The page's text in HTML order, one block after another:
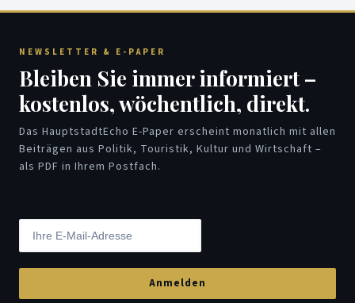
NEWSLETTER & E-PAPER
Bleiben Sie immer informiert –
kostenlos, wöchentlich, direkt.
Das HauptstadtEcho E-Paper erscheint monatlich mit allen
Beiträgen aus Politik, Touristik, Kultur und Wirtschaft –
als PDF in Ihrem Postfach.
Anmelden